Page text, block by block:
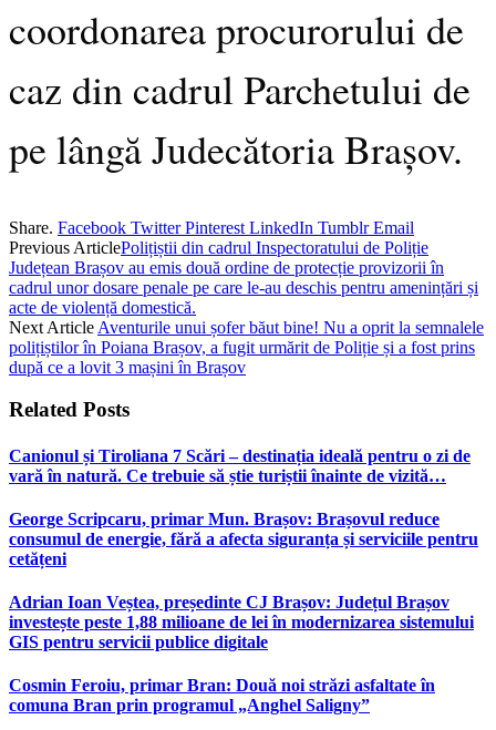
coordonarea procurorului de
caz din cadrul Parchetului de
pe lângă Judecătoria Brașov.
Share. Facebook Twitter Pinterest LinkedIn Tumblr Email
Previous ArticlePolițiștii din cadrul Inspectoratului de Poliție
Județean Brașov au emis două ordine de protecție provizorii în
cadrul unor dosare penale pe care le-au deschis pentru amenințări și
acte de violență domestică.
Next Article Aventurile unui șofer băut bine! Nu a oprit la semnalele
polițiștilor în Poiana Brașov, a fugit urmărit de Poliție și a fost prins
după ce a lovit 3 mașini în Brașov
Related Posts
Canionul și Tiroliana 7 Scări – destinația ideală pentru o zi de
vară în natură. Ce trebuie să știe turiștii înainte de vizită…
George Scripcaru, primar Mun. Brașov: Brașovul reduce
consumul de energie, fără a afecta siguranța și serviciile pentru
cetățeni
Adrian Ioan Veștea, președinte CJ Brașov: Județul Brașov
investește peste 1,88 milioane de lei în modernizarea sistemului
GIS pentru servicii publice digitale
Cosmin Feroiu, primar Bran: Două noi străzi asfaltate în
comuna Bran prin programul „Anghel Saligny”